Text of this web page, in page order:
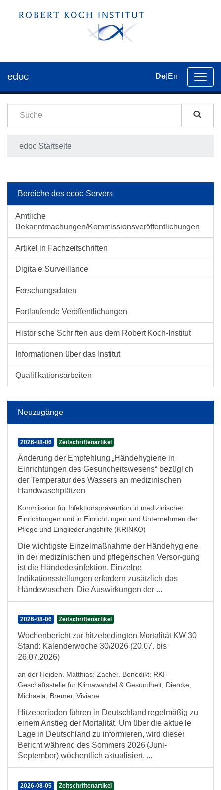
der
edoc De En
edoc Startseite
Bereiche des edoc-Servers
Amtliche
Bekanntmachungen/Kommissionsveröffentlichungen
Artikel in Fachzeitschriften
Digitale Surveillance
Forschungsdaten
Fortlaufende Veröffentlichungen
Historische Schriften aus dem Robert Koch-Institut
Informationen über das Institut
Qualifikationsarbeiten
Neuzugänge
2026-08-06 Zeitschriftenartikel
Änderung der Empfehlung „Händehygiene in
Einrichtungen des Gesundheitswesens“ bezüglich
der Temperatur des Wassers an medizinischen
Handwaschplätzen
Kommission für Infektionsprävention in medizinischen
Einrichtungen und in Einrichtungen und Unternehmen der
Pflege und Eingliederungshilfe (KRINKO)
Die wichtigste Einzelmaßnahme der Händehygiene
in der medizinischen und pflegerischen Versor-gung
ist die Händedesinfektion. Einzelne
Indikationsstellungen erfordern zusätzlich das
Händewaschen. Die Auswirkungen der ...
2026-08-06 Zeitschriftenartikel
Wochenbericht zur hitzebedingten Mortalität KW 30
Stand: Kalenderwoche 30/2026 (20.07. bis
26.07.2026)
an der Heiden, Matthias; Zacher, Benedikt; RKI-
Geschäftsstelle für Klimawandel & Gesundheit; Diercke,
Michaela; Bremer, Viviane
Hitzeperioden führen in Deutschland regelmäßig zu
einem Anstieg der Mortalität. Um über die aktuelle
Lage in Deutschland zu informieren, wird dieser
Bericht während des Sommers 2026 (Juni-
September) wöchentlich aktualisiert. ...
2026-08-05 Zeitschriftenartikel